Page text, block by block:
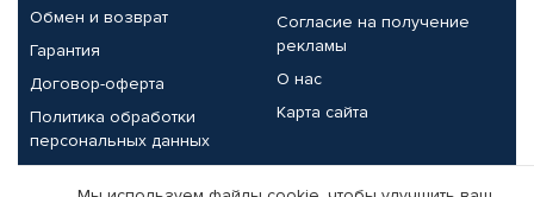
Обмен и возврат
Гарантия
Договор-оферта
Политика обработки
персональных данных
Согласие на получение
рекламы
О нас
Карта сайта